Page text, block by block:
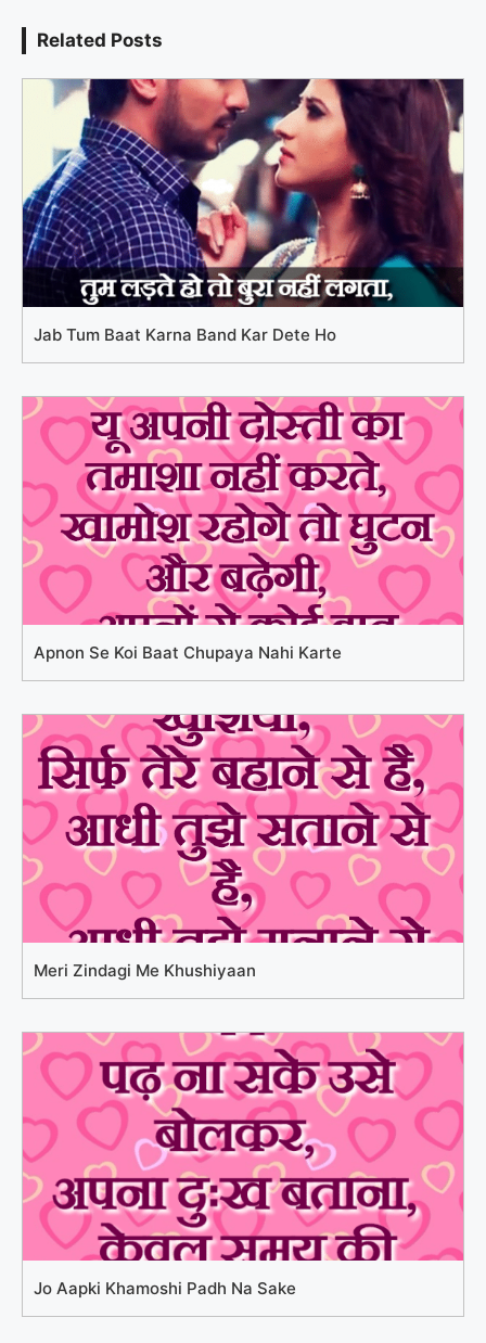
Related Posts
Jab Tum Baat Karna Band Kar Dete Ho
Apnon Se Koi Baat Chupaya Nahi Karte
Meri Zindagi Me Khushiyaan
Jo Aapki Khamoshi Padh Na Sake